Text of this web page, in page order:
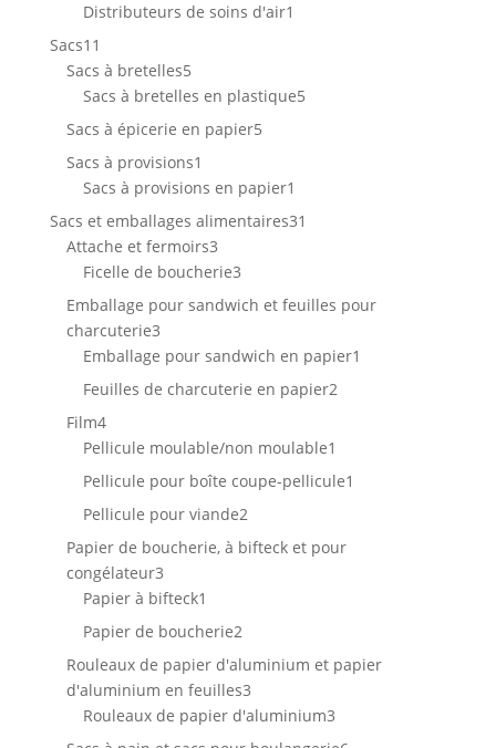
Distributeurs de soins d'air1
Sacs11
produits
Sacs à bretelles55
produits
Sacs à bretelles en plastique55
Sacs à épicerie en papier55
Sacs à provisions1
produit
Sacs à provisions en papier1
produit
Sacs et emballages alimentaires31
Attache et fermoirs33
produits
Ficelle de boucherie33
produits
Emballage pour sandwich et feuilles pour
charcuterie33
produits
Emballage pour sandwich en papier1
Feuilles de charcuterie en papier22
Film44
produits
Pellicule moulable/non moulable1
produit
Pellicule pour boîte coupe-pellicule1
Pellicule pour viande22
produits
Papier de boucherie, à bifteck et pour
congélateur33
produits
Papier à bifteck1
produit
Papier de boucherie22
produits
Rouleaux de papier d'aluminium et papier
d'aluminium en feuilles33
produits
Rouleaux de papier d'aluminium33
produits